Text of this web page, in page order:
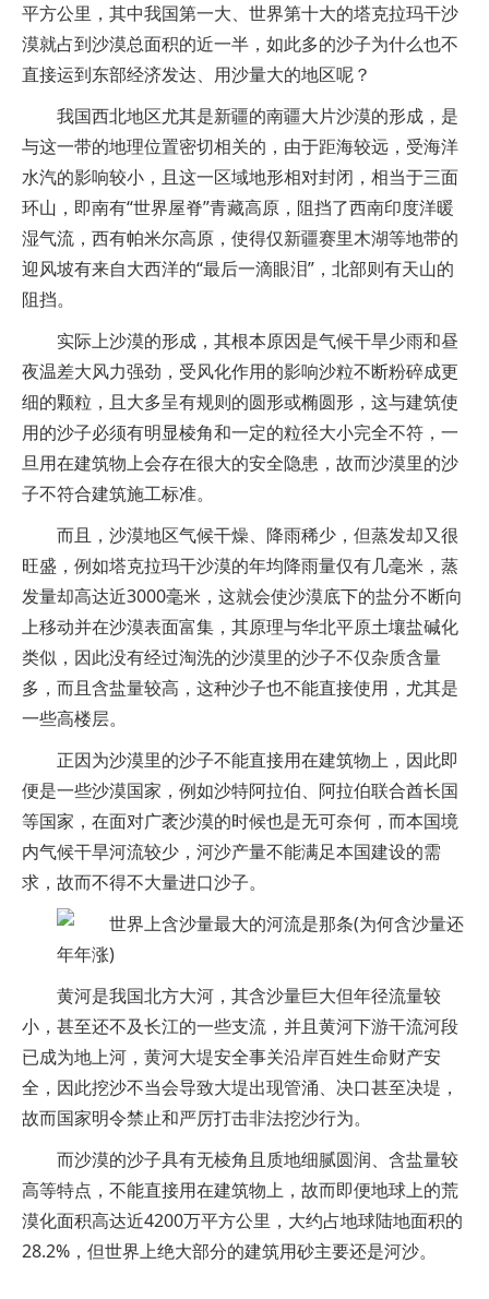
平方公里，其中我国第一大、世界第十大的塔克拉玛干沙
漠就占到沙漠总面积的近一半，如此多的沙子为什么也不
直接运到东部经济发达、用沙量大的地区呢？
我国西北地区尤其是新疆的南疆大片沙漠的形成，是
与这一带的地理位置密切相关的，由于距海较远，受海洋
水汽的影响较小，且这一区域地形相对封闭，相当于三面
环山，即南有“世界屋脊”青藏高原，阻挡了西南印度洋暖
湿气流，西有帕米尔高原，使得仅新疆赛里木湖等地带的
迎风坡有来自大西洋的“最后一滴眼泪”，北部则有天山的
阻挡。
实际上沙漠的形成，其根本原因是气候干旱少雨和昼
夜温差大风力强劲，受风化作用的影响沙粒不断粉碎成更
细的颗粒，且大多呈有规则的圆形或椭圆形，这与建筑使
用的沙子必须有明显棱角和一定的粒径大小完全不符，一
旦用在建筑物上会存在很大的安全隐患，故而沙漠里的沙
子不符合建筑施工标准。
而且，沙漠地区气候干燥、降雨稀少，但蒸发却又很
旺盛，例如塔克拉玛干沙漠的年均降雨量仅有几毫米，蒸
发量却高达近3000毫米，这就会使沙漠底下的盐分不断向
上移动并在沙漠表面富集，其原理与华北平原土壤盐碱化
类似，因此没有经过淘洗的沙漠里的沙子不仅杂质含量
多，而且含盐量较高，这种沙子也不能直接使用，尤其是
一些高楼层。
正因为沙漠里的沙子不能直接用在建筑物上，因此即
便是一些沙漠国家，例如沙特阿拉伯、阿拉伯联合酋长国
等国家，在面对广袤沙漠的时候也是无可奈何，而本国境
内气候干旱河流较少，河沙产量不能满足本国建设的需
求，故而不得不大量进口沙子。
黄河是我国北方大河，其含沙量巨大但年径流量较
小，甚至还不及长江的一些支流，并且黄河下游干流河段
已成为地上河，黄河大堤安全事关沿岸百姓生命财产安
全，因此挖沙不当会导致大堤出现管涌、决口甚至决堤，
故而国家明令禁止和严厉打击非法挖沙行为。
而沙漠的沙子具有无棱角且质地细腻圆润、含盐量较
高等特点，不能直接用在建筑物上，故而即便地球上的荒
漠化面积高达近4200万平方公里，大约占地球陆地面积的
28.2%，但世界上绝大部分的建筑用砂主要还是河沙。